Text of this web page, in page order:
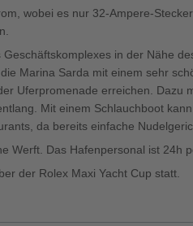
wobei es nur 32-Ampere-
in der Nähe
Marina Sarda mit einem sehr
Uferpromenade erreichen.
Mit einem Schlauchboot
da bereits einfache
Werft. Das Hafenpersonal ist 24h
der Rolex Maxi Yacht Cup statt.